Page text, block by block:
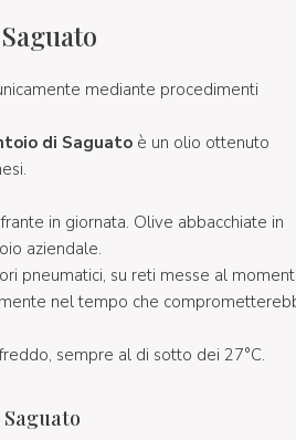
mediante procedimenti
di Saguatoè un olio ottenuto
in giornata. Olive abbacchiate in
aziendale.
pneumatici, su reti messe al
nel tempo che
sempre al di sotto dei 27°C.